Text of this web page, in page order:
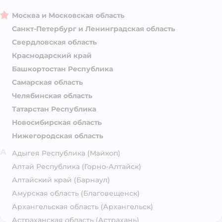
Москва и Московская область
Санкт-Петербург и Ленинградская область
Свердловская область
Краснодарский край
Башкортостан Республика
Самарская область
Челябинская область
Татарстан Республика
Новосибирская область
Нижегородская область
Адыгея Республика (Майкоп)
Алтай Республика (Горно-Алтайск)
Алтайский край (Барнаул)
Амурская область (Благовещенск)
Архангельская область (Архангельск)
Астраханская область (Астрахань)